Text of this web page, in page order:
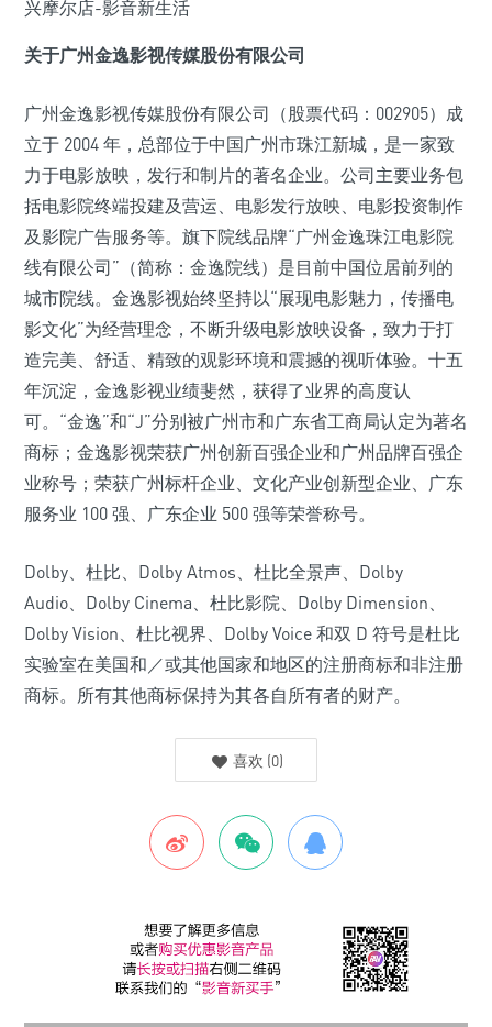
关于广州金逸影视传媒股份有限公司
广州金逸影视传媒股份有限公司（股票代码：002905）成
立于 2004 年，总部位于中国广州市珠江新城，是一家致
力于电影放映，发行和制片的著名企业。公司主要业务包
括电影院终端投建及营运、电影发行放映、电影投资制作
及影院广告服务等。旗下院线品牌“广州金逸珠江电影院
线有限公司”（简称：金逸院线）是目前中国位居前列的
城市院线。金逸影视始终坚持以“展现电影魅力，传播电
影文化”为经营理念，不断升级电影放映设备，致力于打
造完美、舒适、精致的观影环境和震撼的视听体验。十五
年沉淀，金逸影视业绩斐然，获得了业界的高度认
可。“金逸”和“J”分别被广州市和广东省工商局认定为著名
商标；金逸影视荣获广州创新百强企业和广州品牌百强企
业称号；荣获广州标杆企业、文化产业创新型企业、广东
服务业 100 强、广东企业 500 强等荣誉称号。
Dolby、杜比、Dolby Atmos、杜比全景声、Dolby
Audio、Dolby Cinema、杜比影院、Dolby Dimension、
Dolby Vision、杜比视界、Dolby Voice 和双 D 符号是杜比
实验室在美国和／或其他国家和地区的注册商标和非注册
商标。所有其他商标保持为其各自所有者的财产。
喜欢 (0)